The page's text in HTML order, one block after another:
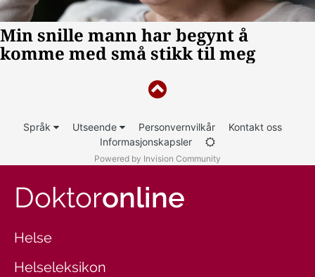
Språk Utseende Personvernvilkår
Kontakt oss
Informasjonskapsler
Powered by Invision Community
Doktoronline
Helse
Helseleksikon